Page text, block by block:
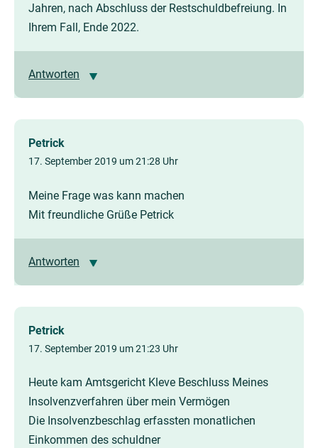
Jahren, nach Abschluss der Restschuldbefreiung. In
Ihrem Fall, Ende 2022.
Antworten
Petrick
17. September 2019 um 21:28 Uhr
Meine Frage was kann machen
Mit freundliche Grüße Petrick
Antworten
Petrick
17. September 2019 um 21:23 Uhr
Heute kam Amtsgericht Kleve Beschluss Meines
Insolvenzverfahren über mein Vermögen
Die Insolvenzbeschlag erfassten monatlichen
Einkommen des schuldner